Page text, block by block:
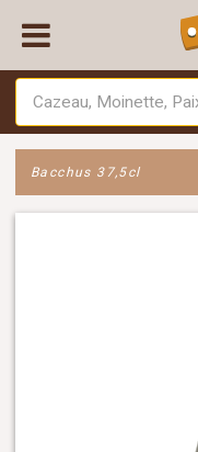
Bacchus 37,5cl